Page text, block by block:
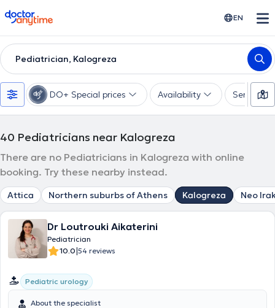
doctoranytime EN
Pediatrician, Kalogreza
DO+ Special prices Availability Services
40 Pediatricians near Kalogreza
There are no Pediatricians in Kalogreza with online
booking. Try these nearby instead.
Attica Northern suburbs of Athens Kalogreza Neo
Dr Loutrouki Aikaterini
Pediatrician
10.0|54 reviews
Pediatric urology
About the specialist